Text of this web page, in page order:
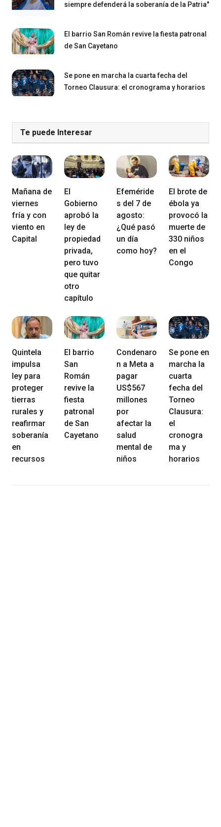
siempre defenderá la soberanía de la Patria"
El barrio San Román revive la fiesta patronal
de San Cayetano
Se pone en marcha la cuarta fecha del
Torneo Clausura: el cronograma y horarios
Te puede Interesar
Mañana de
viernes
fría y con
viento en
Capital
El
Gobierno
aprobó la
ley de
propiedad
privada,
pero tuvo
que quitar
otro
capítulo
Efeméride
s del 7 de
agosto:
¿Qué pasó
un día
como hoy?
El brote de
ébola ya
provocó la
muerte de
330 niños
en el
Congo
Quintela
impulsa
ley para
proteger
tierras
rurales y
reafirmar
soberanía
en
recursos
El barrio
San
Román
revive la
fiesta
patronal
de San
Cayetano
Condenaro
n a Meta a
pagar
US$567
millones
por
afectar la
salud
mental de
niños
Se pone en
marcha la
cuarta
fecha del
Torneo
Clausura:
el
cronogra
ma y
horarios